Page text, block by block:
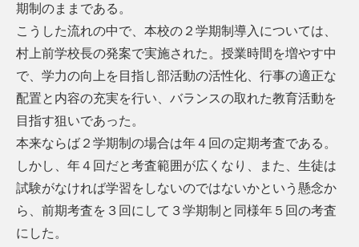
期制のままである。
こうした流れの中で、本校の２学期制導入については、
村上前学校長の発案で実施された。授業時間を増やす中
で、学力の向上を目指し部活動の活性化、行事の適正な
配置と内容の充実を行い、バランスの取れた教育活動を
目指す狙いであった。
本来ならば２学期制の場合は年４回の定期考査である。
しかし、年４回だと考査範囲が広くなり、また、生徒は
試験がなければ学習をしないのではないかという懸念か
ら、前期考査を３回にして３学期制と同様年５回の考査
にした。